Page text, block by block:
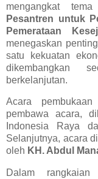
mengangkat tema
Pesantren untuk
Pemerataan
menegaskan
satu kekuatan
dikembangkan
berkelanjutan.
Acara
pembawa acara,
Indonesia Raya
Selanjutnya, acara
oleh KH. Abdul
Dalam